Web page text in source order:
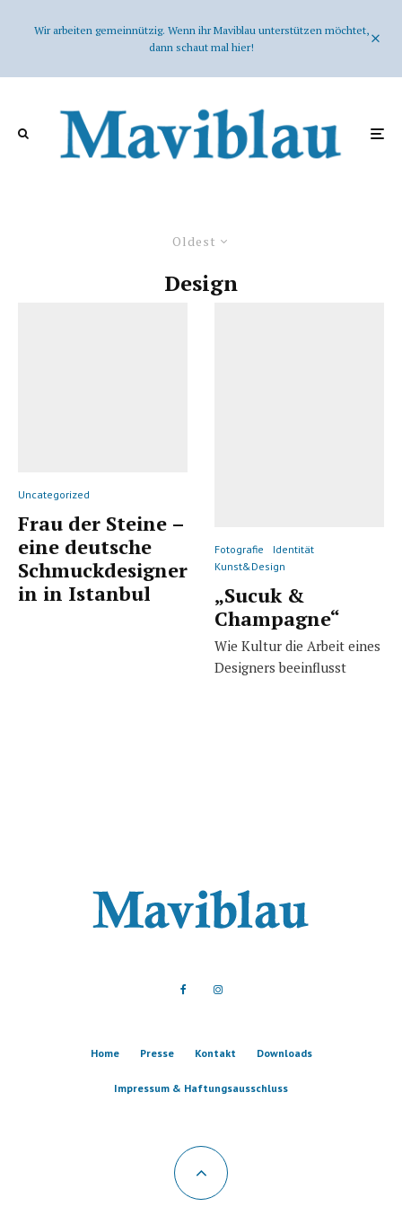
Wir arbeiten gemeinnützig. Wenn ihr Maviblau unterstützen möchtet,
dann schaut mal hier!
Oldest
Design
Uncategorized
Frau der Steine –
eine deutsche
Schmuckdesigner
in in Istanbul
Fotografie
Identität
Kunst&Design
„Sucuk &
Champagne“
Wie Kultur die Arbeit eines
Designers beeinflusst
Home Presse Kontakt Downloads
Impressum & Haftungsausschluss